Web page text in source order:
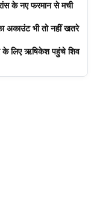
के नए फरमान से मची
भी तो नहीं खतरे
के लिए ऋषिकेश पहुंचे शिव